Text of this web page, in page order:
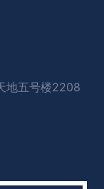
地五号楼2208